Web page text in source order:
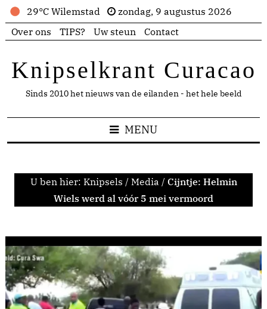
29°C Wilemstad
zondag, 9 augustus 2026
Over ons
TIPS? Uw steun Contact
Knipselkrant Curacao
Sinds 2010 het nieuws van de eilanden - het hele beeld
MENU
U ben hier: Knipsels / Media / Cijntje: Helmin
Wiels werd al vóór 5 mei vermoord